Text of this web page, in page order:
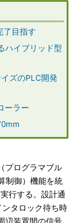
目指す
ハイブリッド型
ズのPLC開発
ーラー
プログラマブル
制御）機能を統
行する。設計通
タロック待ち時